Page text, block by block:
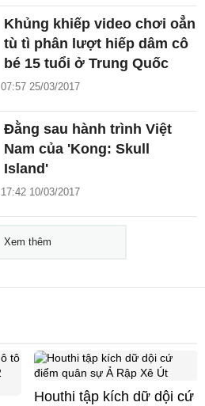
Khủng khiếp video chơi oẳn
tù tì phân lượt hiếp dâm cô
bé 15 tuổi ở Trung Quốc
07:57 25/03/2017
Đằng sau hành trình Việt
Nam của 'Kong: Skull
Island'
17:42 10/03/2017
Xem thêm
Houthi tập kích dữ dội cứ